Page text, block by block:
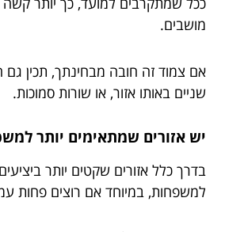
מושבים.
אם צמוד זה חובה מבחינתך, תכין גם
שניים באותו אזור, או שורות סמוכות.
יש אזורים שמתאימים יותר
בדרך כלל אזורים שקטים יותר
למשפחות, במיוחד אם רוצים פחות